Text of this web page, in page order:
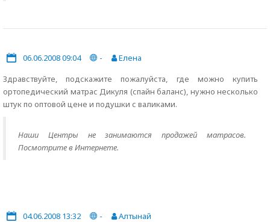
06.06.2008 09:04 -
Елена
Здравствуйте, подскажите пожалуйста, где можно купить
ортопедический матрас Дикуля (спайн баланс), нужно несколько
штук по оптовой цене и подушки с валиками.
Наши Центры не занимаются продажей матрасов.
Посмотрите в Интернете.
04.06.2008 13:32 -
Алтынай